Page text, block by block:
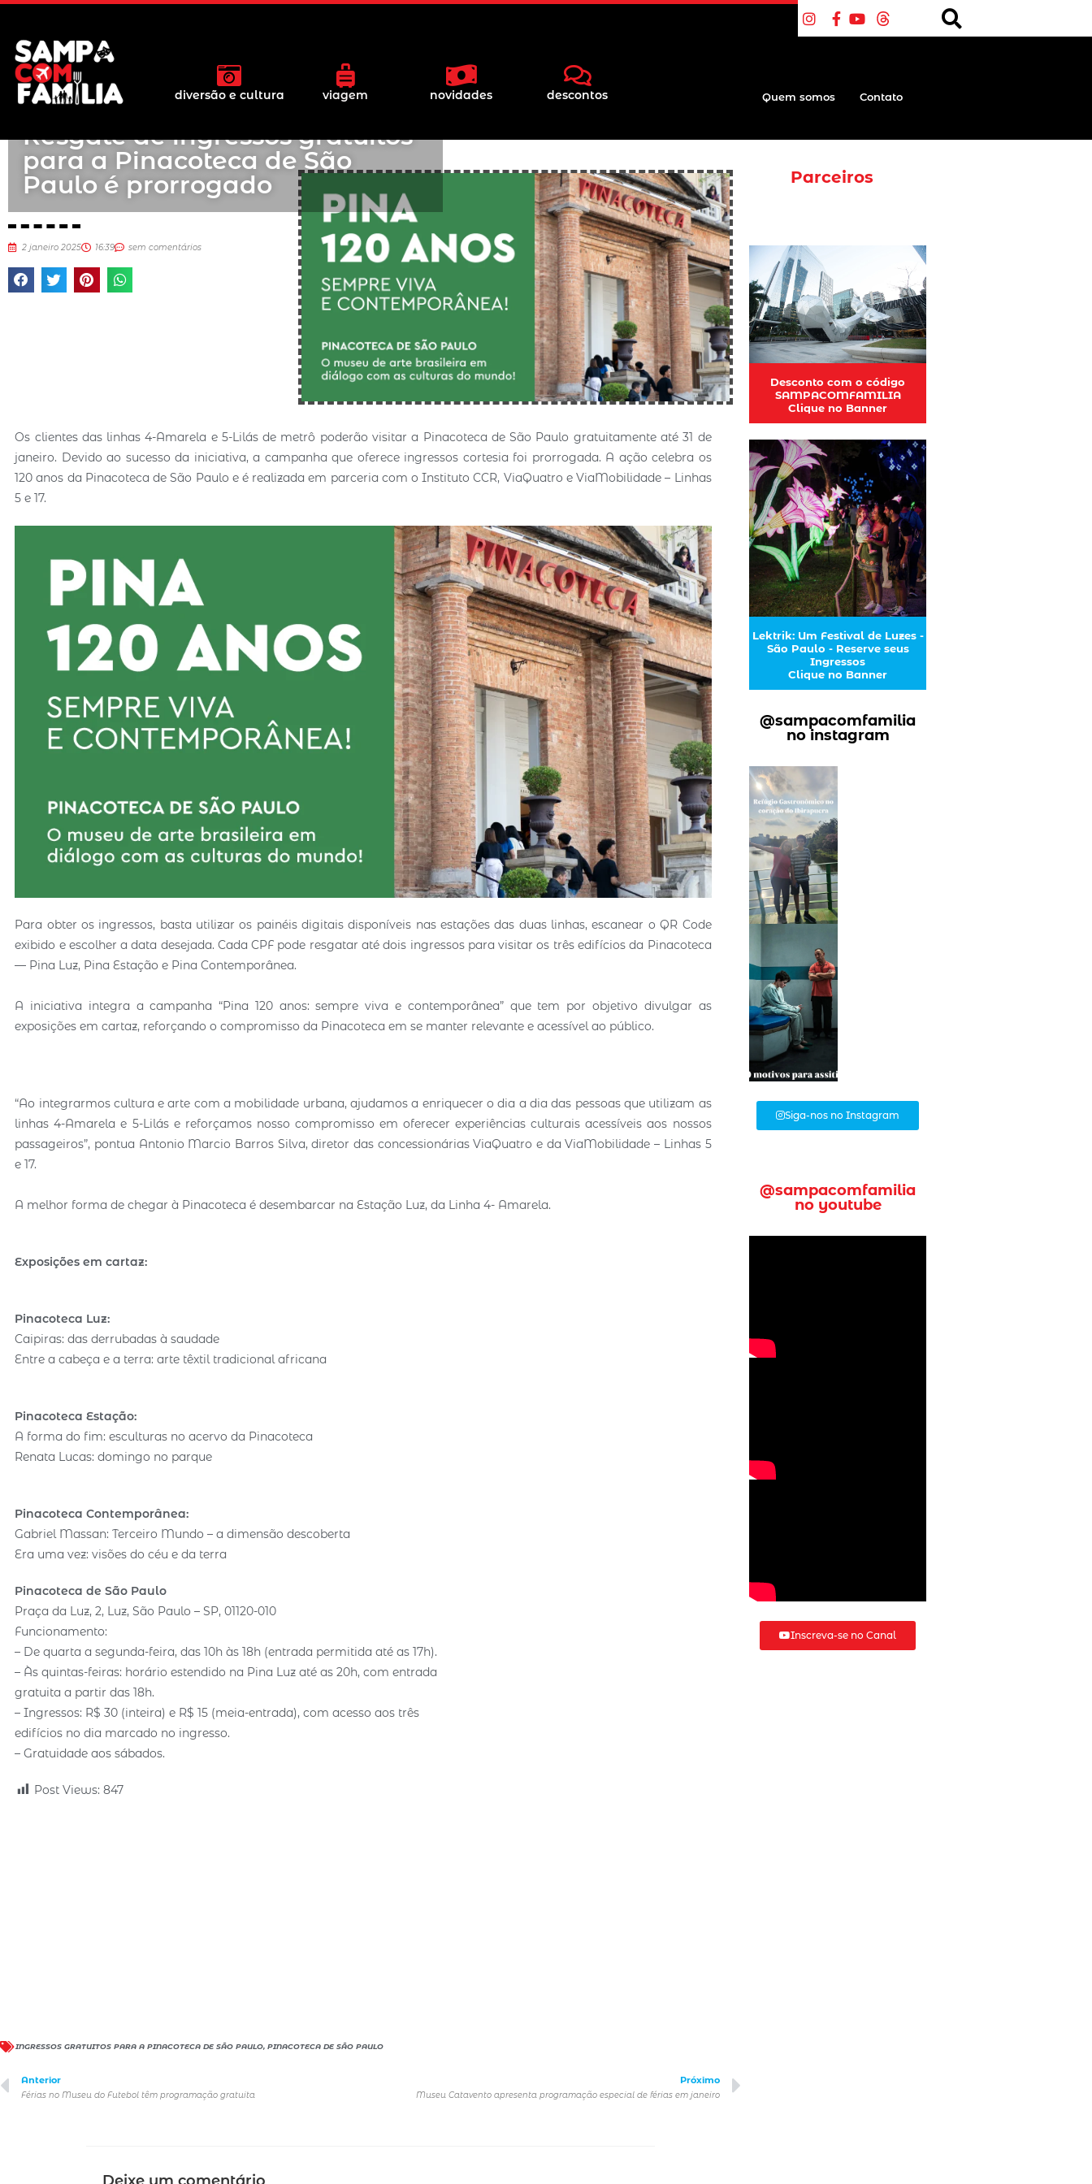
diversão e cultura viagem novidades descontos Quem somos Contato
Resgate de ingressos gratuitos
para a Pinacoteca de São
Paulo é prorrogado
2 janeiro 2025 16:39 sem comentários
Os clientes das linhas 4-Amarela e 5-Lilás de metrô poderão visitar a Pinacoteca de São Paulo gratuitamente até 31 de
janeiro. Devido ao sucesso da iniciativa, a campanha que oferece ingressos cortesia foi prorrogada. A ação celebra os
120 anos da Pinacoteca de São Paulo e é realizada em parceria com o Instituto CCR, ViaQuatro e ViaMobilidade – Linhas
5 e 17.
Para obter os ingressos, basta utilizar os painéis digitais disponíveis nas estações das duas linhas, escanear o QR Code
exibido e escolher a data desejada. Cada CPF pode resgatar até dois ingressos para visitar os três edifícios da Pinacoteca
— Pina Luz, Pina Estação e Pina Contemporânea.
A iniciativa integra a campanha “Pina 120 anos: sempre viva e contemporânea” que tem por objetivo divulgar as
exposições em cartaz, reforçando o compromisso da Pinacoteca em se manter relevante e acessível ao público.
“Ao integrarmos cultura e arte com a mobilidade urbana, ajudamos a enriquecer o dia a dia das pessoas que utilizam as
linhas 4-Amarela e 5-Lilás e reforçamos nosso compromisso em oferecer experiências culturais acessíveis aos nossos
passageiros”, pontua Antonio Marcio Barros Silva, diretor das concessionárias ViaQuatro e da ViaMobilidade – Linhas 5
e 17.
A melhor forma de chegar à Pinacoteca é desembarcar na Estação Luz, da Linha 4- Amarela.
Exposições em cartaz:
Pinacoteca Luz:
Caipiras: das derrubadas à saudade
Entre a cabeça e a terra: arte têxtil tradicional africana
Pinacoteca Estação:
A forma do fim: esculturas no acervo da Pinacoteca
Renata Lucas: domingo no parque
Pinacoteca Contemporânea:
Gabriel Massan: Terceiro Mundo – a dimensão descoberta
Era uma vez: visões do céu e da terra
Pinacoteca de São Paulo
Praça da Luz, 2, Luz, São Paulo – SP, 01120-010
Funcionamento:
– De quarta a segunda-feira, das 10h às 18h (entrada permitida até as 17h).
– Às quintas-feiras: horário estendido na Pina Luz até as 20h, com entrada
gratuita a partir das 18h.
– Ingressos: R$ 30 (inteira) e R$ 15 (meia-entrada), com acesso aos três
edifícios no dia marcado no ingresso.
– Gratuidade aos sábados.
Post Views: 847
INGRESSOS GRATUITOS PARA A PINACOTECA DE SÃO PAULO, PINACOTECA DE SÃO PAULO
Anterior
Férias no Museu do Futebol têm programação gratuita
Próximo
Museu Catavento apresenta programação especial de férias em janeiro
Parceiros
Desconto com o código
SAMPACOMFAMILIA
Clique no Banner
Lektrik: Um Festival de Luzes -
São Paulo - Reserve seus
Ingressos
Clique no Banner
@sampacomfamilia
no instagram
Siga-nos no Instagram
@sampacomfamilia
no youtube
Inscreva-se no Canal